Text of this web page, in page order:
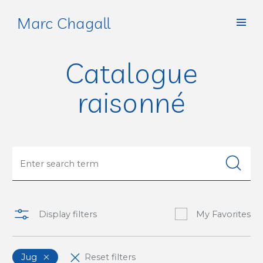
Marc Chagall
Catalogue
raisonné
Display filters My Favorites
Jug Reset filters